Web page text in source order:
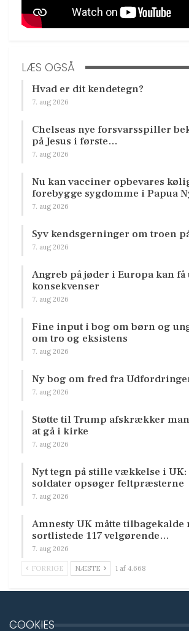
LÆS OGSÅ
Hvad er dit kendetegn?
7. aug 2026
Chelseas nye forsvarsspiller
på Jesus i første…
7. aug 2026
Nu kan vacciner opbevares
forebygge sygdomme i Papua
7. aug 2026
Syv kendsgerninger om troen
7. aug 2026
Angreb på jøder i Europa kan
konsekvenser
7. aug 2026
Fine input i bog om børn og
om tro og eksistens
7. aug 2026
Ny bog om fred fra
7. aug 2026
Støtte til Trump afskrækker
at gå i kirke
7. aug 2026
Nyt tegn på stille vækkelse i UK:
soldater opsøger feltpræsterne
7. aug 2026
Amnesty UK måtte
sortlistede 117 velgørende…
7. aug 2026
FORRIGE NÆSTE 1 af 4.668
COOKIES